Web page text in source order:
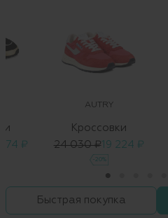
₽
AUTRY
Кроссовки
24 030 ₽19 224 ₽
-20%
Быстрая покупка